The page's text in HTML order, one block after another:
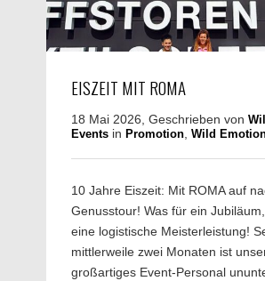
EISZEIT MIT ROMA
18 Mai 2026, Geschrieben von
Events in Promotion Wild
10 Jahre Eiszeit: Mit ROMA auf
Genusstour! Was für ein
eine logistische Meisterleistung!
mittlerweile zwei Monaten ist
großartiges Event-Personal